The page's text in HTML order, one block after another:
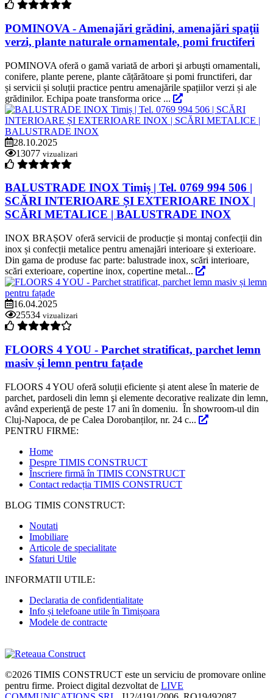
POMINOVA - Amenajări grădini, amenajări spaţii
verzi, plante naturale ornamentale, pomi fructiferi
POMINOVA oferă o gamă variată de arbori şi arbuşti ornamentali,
conifere, plante perene, plante cățărătoare și pomi frunctiferi, dar
și servicii și soluții practice pentru amenajările spațiilor verzi și ale
grădinilor. Echipa poate transforma orice ...
28.10.2025
13077 vizualizari
BALUSTRADE INOX Timiș | Tel. 0769 994 506 |
SCĂRI INTERIOARE ȘI EXTERIOARE INOX |
SCĂRI METALICE | BALUSTRADE INOX
INOX BRAȘOV oferă servicii de producție și montaj confecții din
inox și confecții metalice pentru amenajări interioare și exterioare.
Din gama de produse fac parte: balustrade inox, scări interioare,
scări exterioare, copertine inox, copertine metal...
16.04.2025
25534 vizualizari
FLOORS 4 YOU - Parchet stratificat, parchet lemn
masiv și lemn pentru fațade
FLOORS 4 YOU oferă soluții eficiente și atent alese în materie de
parchet, pardoseli din lemn şi elemente decorative realizate din lemn,
având experienţă de peste 17 ani în domeniu. În showroom-ul din
Cluj-Napoca, de pe Calea Dorobanților, nr. 24 c...
PENTRU FIRME:
Home
Despre TIMIS CONSTRUCT
Înscriere firmă în TIMIS CONSTRUCT
Contact redacția TIMIS CONSTRUCT
BLOG TIMIS CONSTRUCT:
Noutati
Imobiliare
Articole de specialitate
Sfaturi Utile
INFORMATII UTILE:
Declaratia de confidentialitate
Info și telefoane utile în Timișoara
Modele de contracte
©2026 TIMIS CONSTRUCT este un serviciu de promovare online
pentru firme. Proiect digital dezvoltat de LIVE